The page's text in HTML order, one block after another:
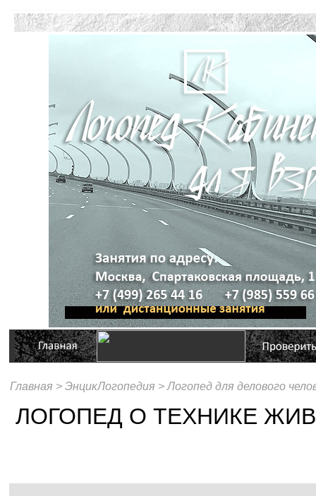
Главная > ЭнцикЛогопедия > Логопед для делового
ЛОГОПЕД О ТЕХНИКЕ